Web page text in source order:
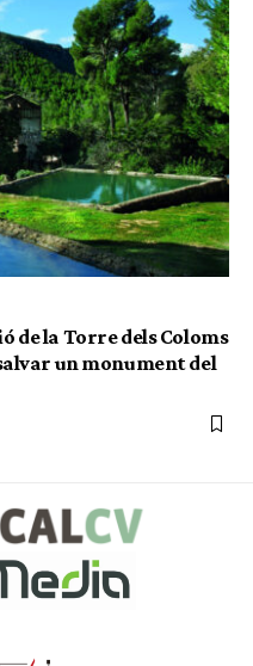
de la Torre dels Coloms
un monument del